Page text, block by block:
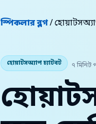
স্পিকলার ব্লগ/
হোয়াটসঅ্যাপ চ্যাটবট ৭ মিনিট